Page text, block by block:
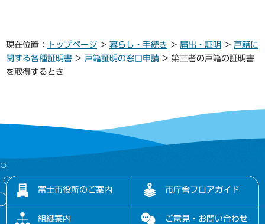
現在位置： トップページ > 暮らし・手続き > 届出・証明 > 戸籍に
関する各種証明書 > 戸籍証明の窓口申請 > 第三者の戸籍の証明書
を取得するとき
富士市役所のご案内 市庁舎フロアガイド
組織案内 ご意見・お問い合わせ